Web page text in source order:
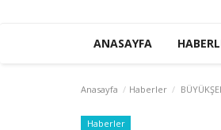
ANASAYFA
Anasayfa Haberler
Haberler